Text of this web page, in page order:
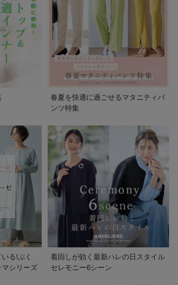
春夏を快適に過ごせるマタニティパ
ンツ特集
る!ぷく
シリーズ
着回しが効く最新ハレの日スタイル
セレモニー6シーン